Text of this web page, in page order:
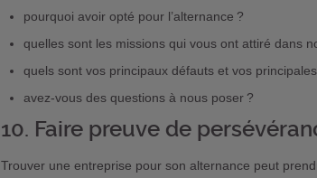
pourquoi avoir opté pour l’alternance ?
quelles sont les missions qui vous ont attiré dans
quels sont vos principaux défauts et vos
avez-vous des questions à nous poser ?
10. Faire preuve de
Trouver une entreprise pour son alternance peut